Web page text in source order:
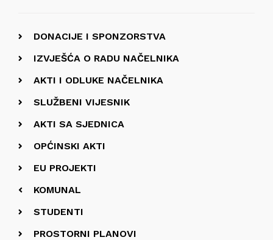
DONACIJE I SPONZORSTVA
IZVJEŠĆA O RADU NAČELNIKA
AKTI I ODLUKE NAČELNIKA
SLUŽBENI VIJESNIK
AKTI SA SJEDNICA
OPĆINSKI AKTI
EU PROJEKTI
KOMUNAL
STUDENTI
PROSTORNI PLANOVI